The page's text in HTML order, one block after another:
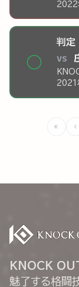
2022
◯
判定
vs
2021
KNOCK
魅了する格闘